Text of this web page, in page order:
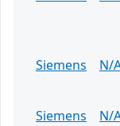
Siemens
N/
Siemens
N/